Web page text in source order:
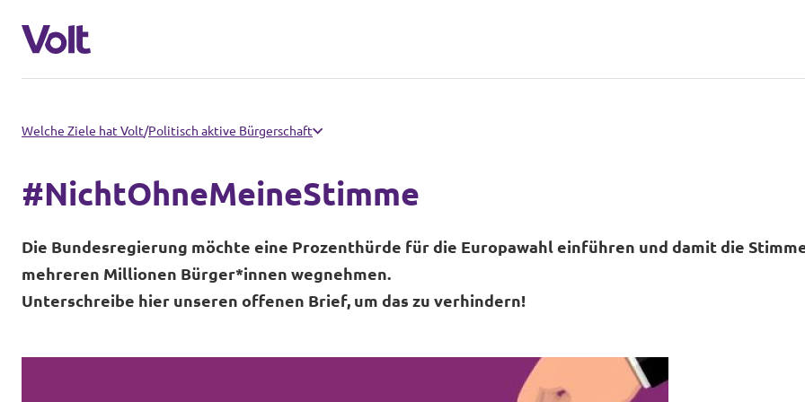
Volt in Schleswig-Holstein
Volt Schleswig Holstein Startseite
Volt in Deutschland
Über Volt
Welche Ziele hat Volt/Politisch aktive Bürgerschaft
#NichtOhneMeineStimme
Die Bundesregierung möchte eine Prozenthürde für die Europawahl einführen und damit die
mehreren Millionen Bürger*innen wegnehmen.
Unterschreibe hier unseren offenen Brief, um das zu verhindern!